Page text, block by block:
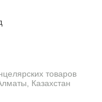
товаров
Казахстан